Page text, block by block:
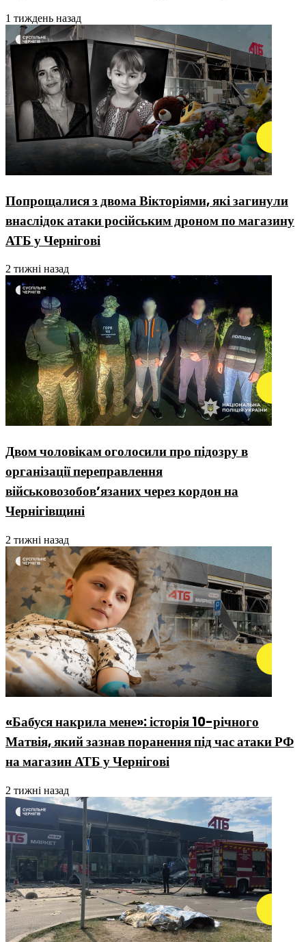
1 тиждень назад
Попрощалися з двома Вікторіями, які загинули
внаслідок атаки російським дроном по магазину
АТБ у Чернігові
2 тижні назад
Двом чоловікам оголосили про підозру в
організації переправлення
військовозобовʼязаних через кордон на
Чернігівщині
2 тижні назад
«Бабуся накрила мене»: історія 10-річного
Матвія, який зазнав поранення під час атаки РФ
на магазин АТБ у Чернігові
2 тижні назад